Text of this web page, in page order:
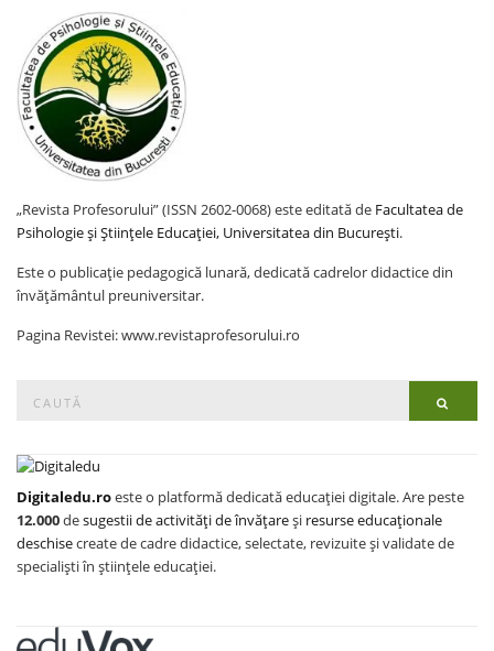
„Revista Profesorului” (ISSN 2602-0068) este editată de Facultatea de
Psihologie și Științele Educației, Universitatea din București.
Este o publicație pedagogică lunară, dedicată cadrelor didactice din
învățământul preuniversitar.
Pagina Revistei: www.revistaprofesorului.ro
for:
Digitaledu.roeste o platformă dedicată educației digitale. Are peste
12.000desugestii de activități de învățareși resurse educaționale
deschisecreate de cadre didactice, selectate, revizuite și validate de
specialiști în științele educației.